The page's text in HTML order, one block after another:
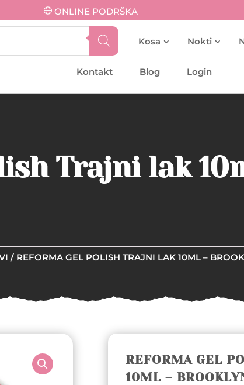
ONLINE PODRŠKA
Kosa Nokti
Kontakt Blog Login
Trajni lak
/ REFORMA GEL POLISH TRAJNI LAK 10ML –
REFORMA GEL
10ML –